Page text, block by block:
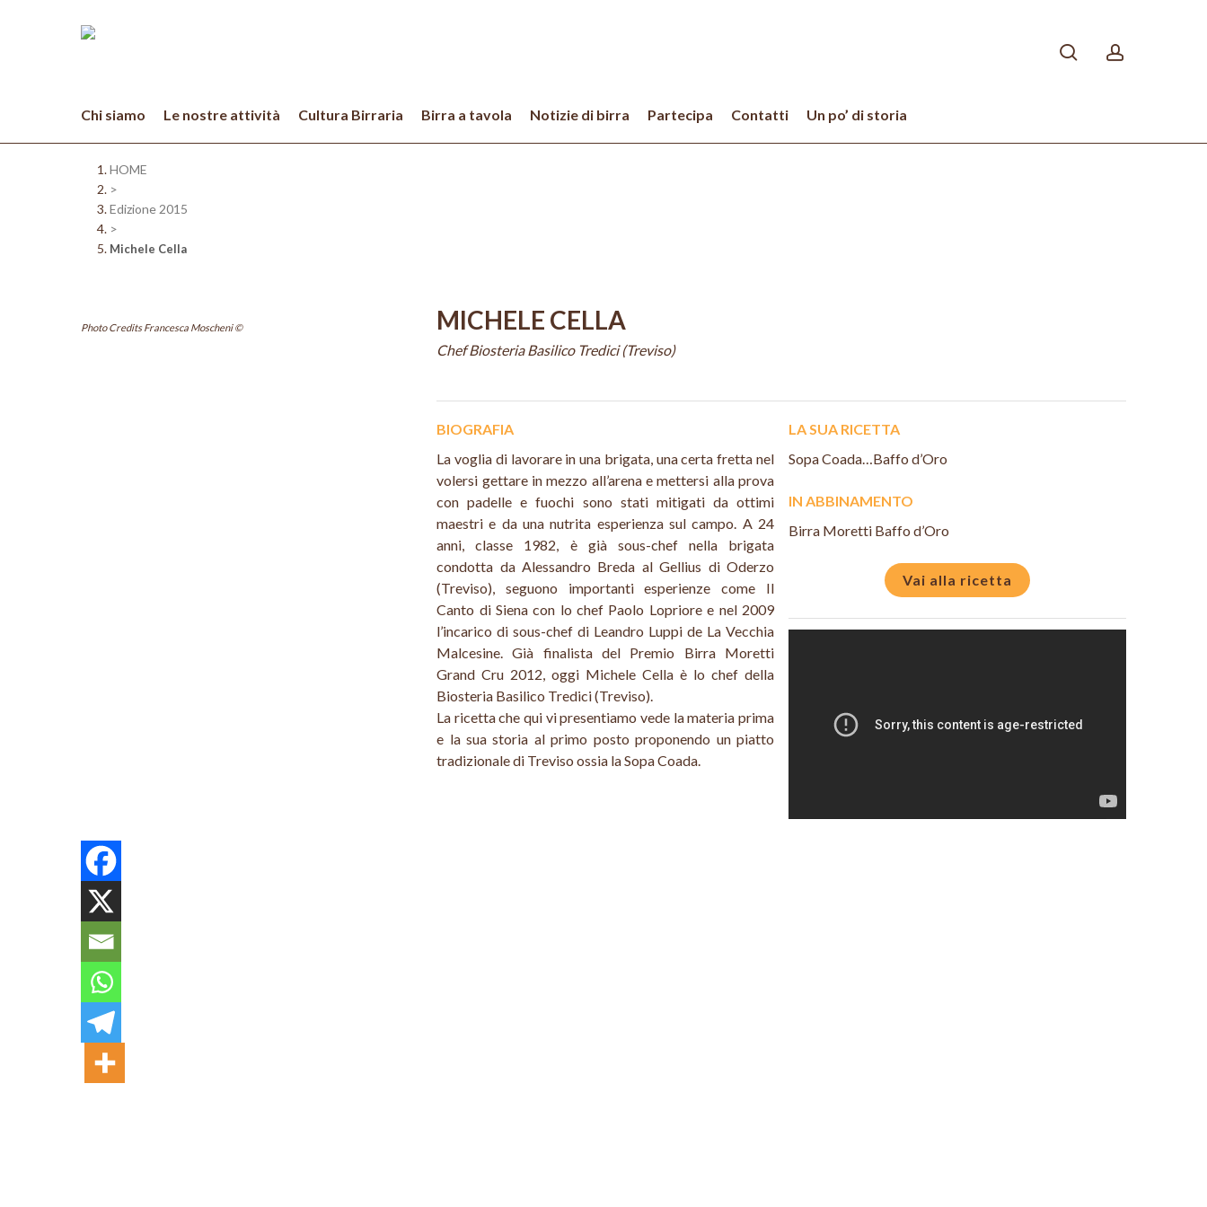
Chi siamo Le nostre attività Cultura Birraria Birra a tavola Notizie di birra Partecipa Contatti Un po’ di storia
search
HOME
>
Edizione 2015
>
Michele Cella
Photo Credits Francesca Moscheni © MICHELE CELLA
Chef Biosteria Basilico Tredici (Treviso)
BIOGRAFIA
La voglia di lavorare in una brigata, una certa fretta nel
volersi gettare in mezzo all’arena e mettersi alla prova
con padelle e fuochi sono stati mitigati da ottimi
maestri e da una nutrita esperienza sul campo. A 24
anni, classe 1982, è già sous-chef nella brigata
condotta da Alessandro Breda al Gellius di Oderzo
(Treviso), seguono importanti esperienze come Il
Canto di Siena con lo chef Paolo Lopriore e nel 2009
l’incarico di sous-chef di Leandro Luppi de La Vecchia
Malcesine. Già finalista del Premio Birra Moretti
Grand Cru 2012, oggi Michele Cella è lo chef della
Biosteria Basilico Tredici (Treviso).
La ricetta che qui vi presentiamo vede la materia prima
e la sua storia al primo posto proponendo un piatto
tradizionale di Treviso ossia la Sopa Coada.
LA SUA RICETTA
Sopa Coada…Baffo d’Oro
IN ABBINAMENTO
Birra Moretti Baffo d’Oro
Vai alla ricetta